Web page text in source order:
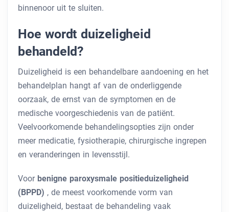
binnenoor uit te sluiten.
Hoe wordt duizeligheid
behandeld?
Duizeligheid is een behandelbare aandoening en het
behandelplan hangt af van de onderliggende
oorzaak, de ernst van de symptomen en de
medische voorgeschiedenis van de patiënt.
Veelvoorkomende behandelingsopties zijn onder
meer medicatie, fysiotherapie, chirurgische ingrepen
en veranderingen in levensstijl.
Voor benigne paroxysmale positieduizeligheid
(BPPD) , de meest voorkomende vorm van
duizeligheid, bestaat de behandeling vaak